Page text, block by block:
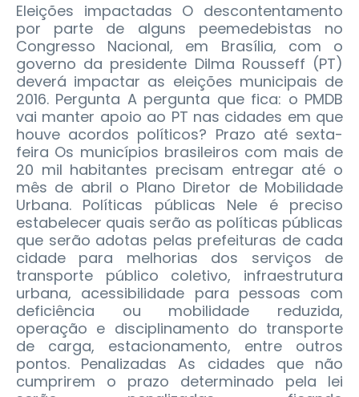
Eleições impactadas O descontentamento
por parte de alguns peemedebistas no
Congresso Nacional, em Brasília, com o
governo da presidente Dilma Rousseff (PT)
deverá impactar as eleições municipais de
2016. Pergunta A pergunta que fica: o PMDB
vai manter apoio ao PT nas cidades em que
houve acordos políticos? Prazo até sexta-
feira Os municípios brasileiros com mais de
20 mil habitantes precisam entregar até o
mês de abril o Plano Diretor de Mobilidade
Urbana. Políticas públicas Nele é preciso
estabelecer quais serão as políticas públicas
que serão adotas pelas prefeituras de cada
cidade para melhorias dos serviços de
transporte público coletivo, infraestrutura
urbana, acessibilidade para pessoas com
deficiência ou mobilidade reduzida,
operação e disciplinamento do transporte
de carga, estacionamento, entre outros
pontos. Penalizadas As cidades que não
cumprirem o prazo determinado pela lei